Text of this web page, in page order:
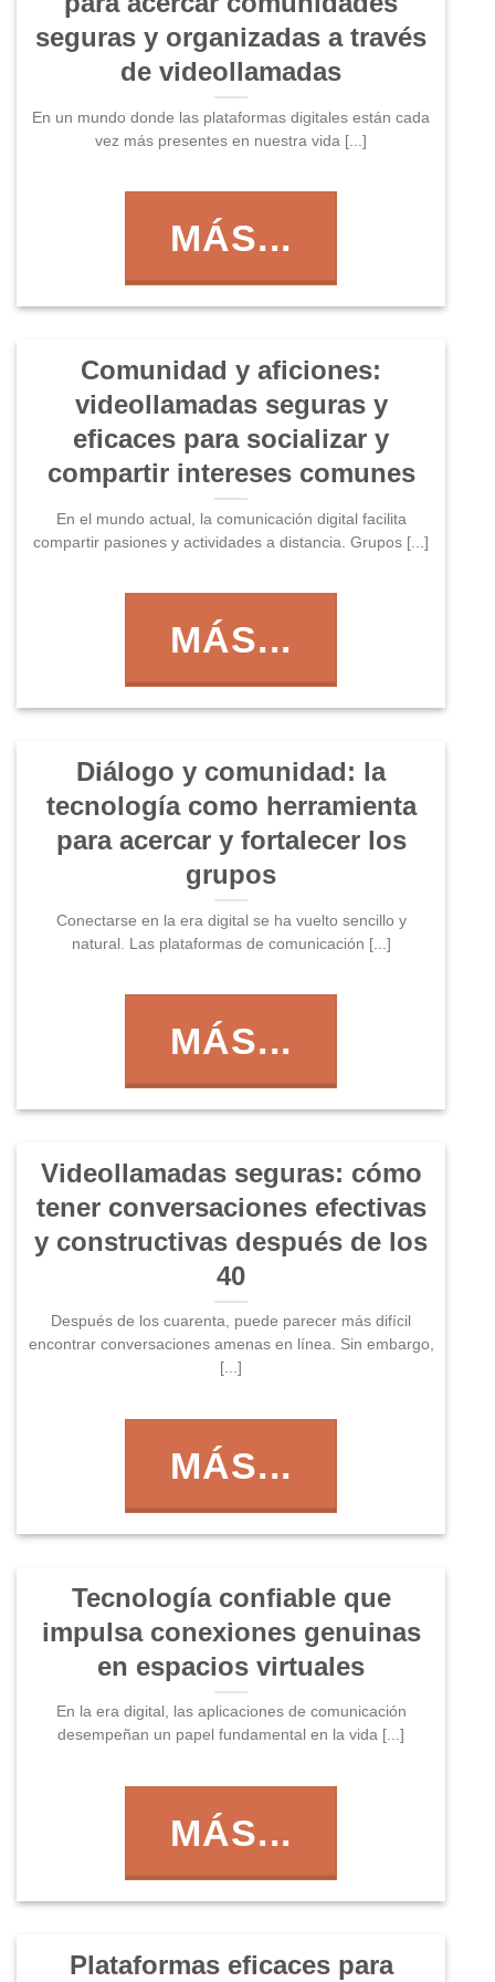
seguras y organizadas a través
de videollamadas
En un mundo donde las plataformas digitales están cada
vez más presentes en nuestra vida [...]
MÁS...
Comunidad y aficiones:
videollamadas seguras y
eficaces para socializar y
compartir intereses comunes
En el mundo actual, la comunicación digital facilita
compartir pasiones y actividades a distancia. Grupos [...]
MÁS...
Diálogo y comunidad: la
tecnología como herramienta
para acercar y fortalecer los
grupos
Conectarse en la era digital se ha vuelto sencillo y
natural. Las plataformas de comunicación [...]
MÁS...
Videollamadas seguras: cómo
tener conversaciones efectivas
y constructivas después de los
40
Después de los cuarenta, puede parecer más difícil
encontrar conversaciones amenas en línea. Sin embargo,
[...]
MÁS...
Tecnología confiable que
impulsa conexiones genuinas
en espacios virtuales
En la era digital, las aplicaciones de comunicación
desempeñan un papel fundamental en la vida [...]
MÁS...
Plataformas eficaces para